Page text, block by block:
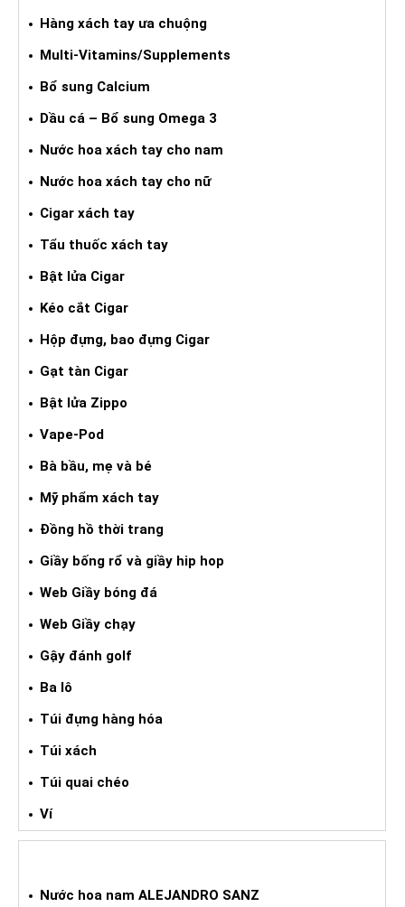
Hàng xách tay ưa chuộng
Multi-Vitamins/Supplements
Bổ sung Calcium
Dầu cá – Bổ sung Omega 3
Nước hoa xách tay cho nam
Nước hoa xách tay cho nữ
Cigar xách tay
Tẩu thuốc xách tay
Bật lửa Cigar
Kéo cắt Cigar
Hộp đựng, bao đựng Cigar
Gạt tàn Cigar
Bật lửa Zippo
Vape-Pod
Bà bầu, mẹ và bé
Mỹ phẩm xách tay
Đồng hồ thời trang
Giầy bống rổ và giầy hip hop
Web Giầy bóng đá
Web Giầy chạy
Gậy đánh golf
Ba lô
Túi đựng hàng hóa
Túi xách
Túi quai chéo
Ví
Nước hoa nam ALEJANDRO SANZ